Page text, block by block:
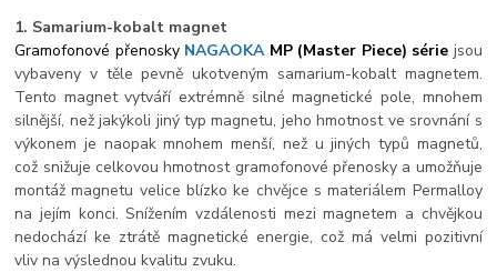
1. Samarium-kobalt magnet
Gramofonové přenosky NAGAOKA MP (Master Piece) série jsou
vybaveny v těle pevně ukotveným samarium-kobalt magnetem.
Tento magnet vytváří extrémně silné magnetické pole, mnohem
silnější, než jakýkoli jiný typ magnetu, jeho hmotnost ve srovnání s
výkonem je naopak mnohem menší, než u jiných typů magnetů,
což snižuje celkovou hmotnost gramofonové přenosky a umožňuje
montáž magnetu velice blízko ke chvějce s materiálem Permalloy
na jejím konci. Snížením vzdálenosti mezi magnetem a chvějkou
nedochází ke ztrátě magnetické energie, což má velmi pozitivní
vliv na výslednou kvalitu zvuku.